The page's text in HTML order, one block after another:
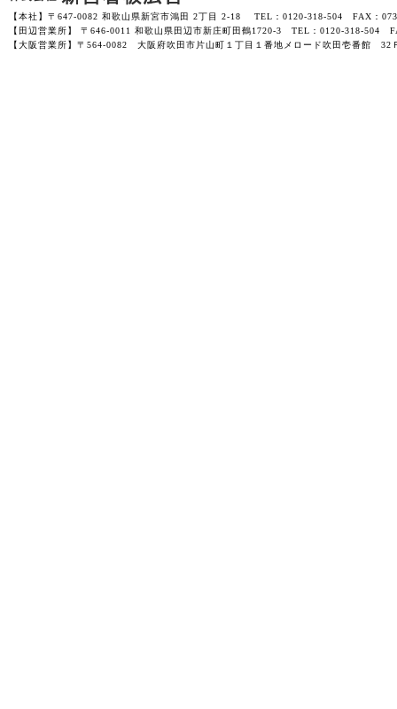
【本社】〒647-0082 和歌山県新宮市鴻田 2丁目 2-18 TEL：0120-318-504 FAX：
【田辺営業所】 〒646-0011 和歌山県田辺市新庄町田鶴1720-3 TEL：0120-318-504
【大阪営業所】〒564-0082 大阪府吹田市片山町１丁目１番地メロード吹田壱番館